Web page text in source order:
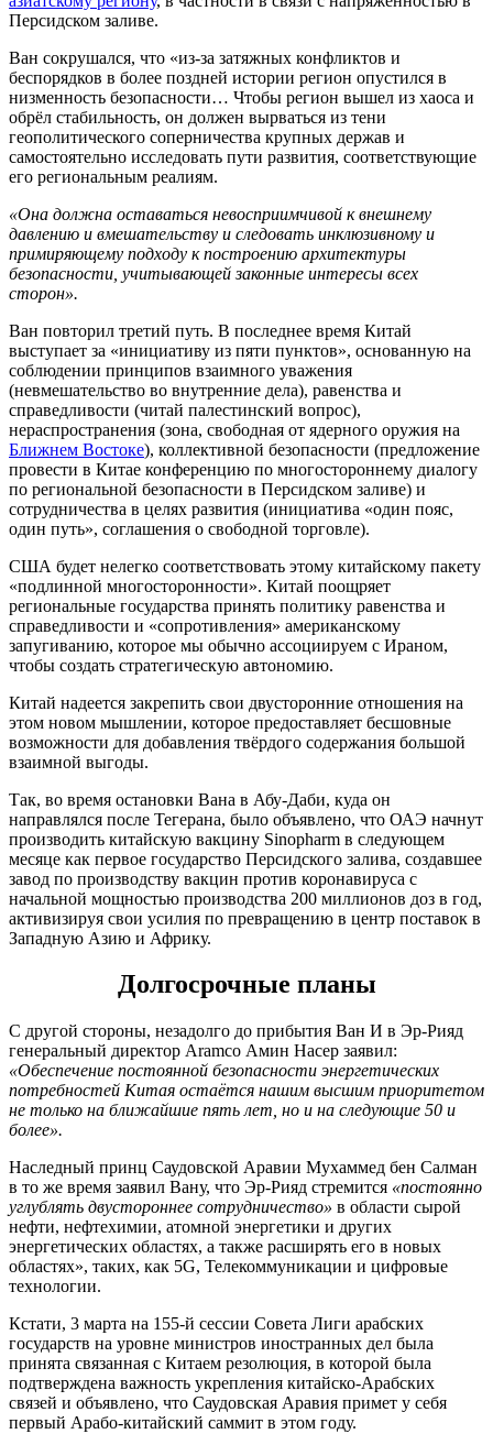
Персидском заливе.
Ван сокрушался, что «из-за затяжных конфликтов и
беспорядков в более поздней истории регион опустился в
низменность безопасности… Чтобы регион вышел из хаоса и
обрёл стабильность, он должен вырваться из тени
геополитического соперничества крупных держав и
самостоятельно исследовать пути развития, соответствующие
его региональным реалиям.
«Она должна оставаться невосприимчивой к внешнему
давлению и вмешательству и следовать инклюзивному и
примиряющему подходу к построению архитектуры
безопасности, учитывающей законные интересы всех
сторон».
Ван повторил третий путь. В последнее время Китай
выступает за «инициативу из пяти пунктов», основанную на
соблюдении принципов взаимного уважения
(невмешательство во внутренние дела), равенства и
справедливости (читай палестинский вопрос),
нераспространения (зона, свободная от ядерного оружия на
Ближнем Востоке), коллективной безопасности (предложение
провести в Китае конференцию по многостороннему диалогу
по региональной безопасности в Персидском заливе) и
сотрудничества в целях развития (инициатива «один пояс,
один путь», соглашения о свободной торговле).
США будет нелегко соответствовать этому китайскому пакету
«подлинной многосторонности». Китай поощряет
региональные государства принять политику равенства и
справедливости и «сопротивления» американскому
запугиванию, которое мы обычно ассоциируем с Ираном,
чтобы создать стратегическую автономию.
Китай надеется закрепить свои двусторонние отношения на
этом новом мышлении, которое предоставляет бесшовные
возможности для добавления твёрдого содержания большой
взаимной выгоды.
Так, во время остановки Вана в Абу-Даби, куда он
направлялся после Тегерана, было объявлено, что ОАЭ начнут
производить китайскую вакцину Sinopharm в следующем
месяце как первое государство Персидского залива, создавшее
завод по производству вакцин против коронавируса с
начальной мощностью производства 200 миллионов доз в год,
активизируя свои усилия по превращению в центр поставок в
Западную Азию и Африку.
Долгосрочные планы
С другой стороны, незадолго до прибытия Ван И в Эр-Рияд
генеральный директор Aramco Амин Насер заявил:
«Обеспечение постоянной безопасности энергетических
потребностей Китая остаётся нашим высшим приоритетом
не только на ближайшие пять лет, но и на следующие 50 и
более».
Наследный принц Саудовской Аравии Мухаммед бен Салман
в то же время заявил Вану, что Эр-Рияд стремится «постоянно
углублять двустороннее сотрудничество» в области сырой
нефти, нефтехимии, атомной энергетики и других
энергетических областях, а также расширять его в новых
областях», таких, как 5G, Телекоммуникации и цифровые
технологии.
Кстати, 3 марта на 155-й сессии Совета Лиги арабских
государств на уровне министров иностранных дел была
принята связанная с Китаем резолюция, в которой была
подтверждена важность укрепления китайско-Арабских
связей и объявлено, что Саудовская Аравия примет у себя
первый Арабо-китайский саммит в этом году.